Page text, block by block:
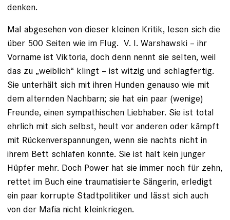
denken.
Mal abgesehen von dieser kleinen Kritik, lesen sich die
über 500 Seiten wie im Flug. V. I. Warshawski – ihr
Vorname ist Viktoria, doch denn nennt sie selten, weil
das zu „weiblich“ klingt – ist witzig und schlagfertig.
Sie unterhält sich mit ihren Hunden genauso wie mit
dem alternden Nachbarn; sie hat ein paar (wenige)
Freunde, einen sympathischen Liebhaber. Sie ist total
ehrlich mit sich selbst, heult vor anderen oder kämpft
mit Rückenverspannungen, wenn sie nachts nicht in
ihrem Bett schlafen konnte. Sie ist halt kein junger
Hüpfer mehr. Doch Power hat sie immer noch für zehn,
rettet im Buch eine traumatisierte Sängerin, erledigt
ein paar korrupte Stadtpolitiker und lässt sich auch
von der Mafia nicht kleinkriegen.